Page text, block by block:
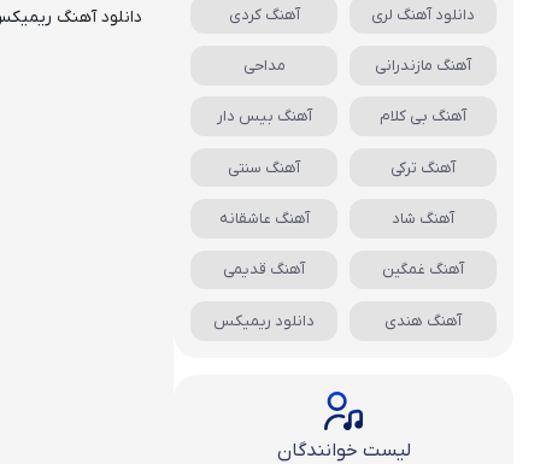
دانلود آهنگ
دانلود آهنگ لری آهنگ کردی
آهنگ مازندرانی مداحی
آهنگ بی کلام آهنگ بیس دار
آهنگ ترکی آهنگ سنتی
آهنگ شاد آهنگ عاشقانه
آهنگ غمگین آهنگ قدیمی
آهنگ هندی دانلود ریمیکس
لیست خوانندگان